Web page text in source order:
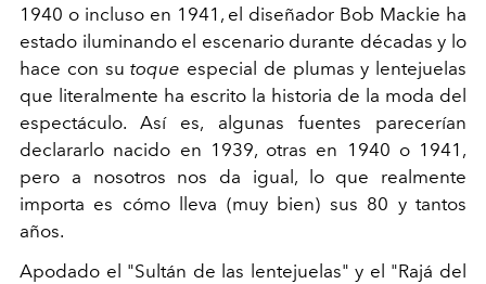
1940 o incluso en 1941, el diseñador Bob Mackie ha
estado iluminando el escenario durante décadas y lo
hace con sutoque especial de plumas y lentejuelas
que literalmente ha escrito la historia de la moda del
espectáculo. Así es, algunas fuentes parecerían
declararlo nacido en 1939, otras en 1940 o 1941,
pero a nosotros nos da igual, lo que realmente
importa es cómo lleva (muy bien) sus 80 y tantos
años.
Apodado el "Sultán de las lentejuelas" y el "Rajá del